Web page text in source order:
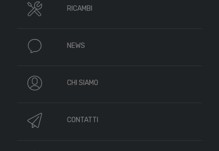
RICAMBI
NEWS
CHI SIAMO
CONTATTI